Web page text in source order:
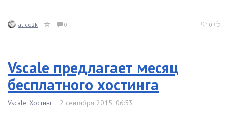
alice2k 0 0
Vscale предлагает месяц
бесплатного хостинга
Vscale Хостинг 2 сентября 2015, 06:53